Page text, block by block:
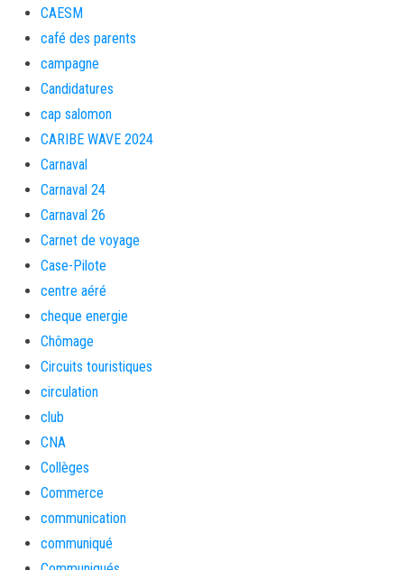
CAESM
café des parents
campagne
Candidatures
cap salomon
CARIBE WAVE 2024
Carnaval
Carnaval 24
Carnaval 26
Carnet de voyage
Case-Pilote
centre aéré
cheque energie
Chômage
Circuits touristiques
circulation
club
CNA
Collèges
Commerce
communication
communiqué